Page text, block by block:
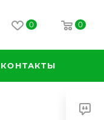
0 0
КОНТАКТЫ